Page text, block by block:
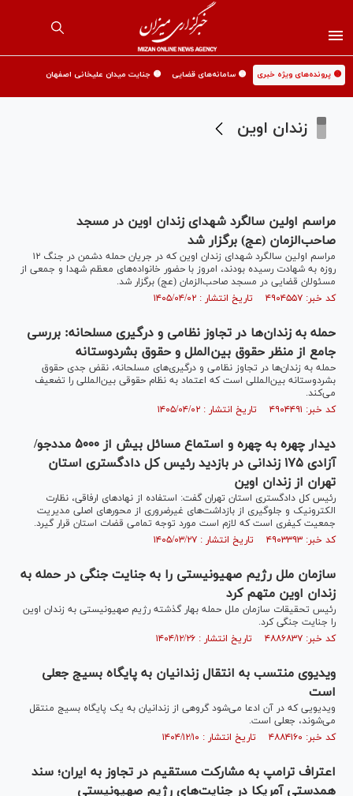
🟡 پرونده‌های ویژه خبری 🟡 سامانه‌های قضایی 🟡 جنایت میدان علیخانی اصفهان
زندان اوین
مراسم اولین سالگرد شهدای زندان اوین در مسجد
صاحب‌الزمان (عج) برگزار شد
مراسم اولین سالگرد شهدای زندان اوین که در جریان حمله دشمن در جنگ ۱۲
روزه به شهادت رسیده بودند، امروز با حضور خانواده‌های معظم شهدا و جمعی از
مسئولان قضایی در مسجد صاحب‌الزمان (عج) برگزار شد.
کد خبر: ۴۹۰۴۵۵۷ تاریخ انتشار : ۱۴۰۵/۰۴/۰۲
حمله به زندان‌ها در تجاوز نظامی و درگیری مسلحانه: بررسی
جامع از منظر حقوق بین‌الملل و حقوق بشردوستانه
حمله به زندان‌ها در تجاوز نظامی و درگیری‌های مسلحانه، نقض جدی حقوق
بشردوستانه بین‌المللی است که اعتماد به نظام حقوقی بین‌المللی را تضعیف
می‌کند.
کد خبر: ۴۹۰۴۴۹۱ تاریخ انتشار : ۱۴۰۵/۰۴/۰۲
دیدار چهره به چهره و استماع مسائل بیش از ۵۰۰۰ مددجو/
آزادی ۱۷۵ زندانی در بازدید رئیس کل دادگستری استان
تهران از زندان اوین
رئیس کل دادگستری استان تهران گفت: استفاده از نهاد‌های ارفاقی، نظارت
الکترونیک و جلوگیری از بازداشت‌های غیرضروری از محور‌های اصلی مدیریت
جمعیت کیفری است که لازم است مورد توجه تمامی قضات استان قرار گیرد.
کد خبر: ۴۹۰۳۳۹۳ تاریخ انتشار : ۱۴۰۵/۰۳/۲۷
سازمان ملل رژیم صهیونیستی را به جنایت جنگی در حمله به
زندان اوین متهم کرد
رئیس تحقیقات سازمان ملل حمله بهار گذشته رژیم صهیونیستی به زندان اوین
را جنایت جنگی کرد.
کد خبر: ۴۸۸۶۸۳۷ تاریخ انتشار : ۱۴۰۴/۱۲/۲۶
ویدیوی منتسب به انتقال زندانیان به پایگاه بسیج جعلی
است
ویدیویی که در آن ادعا می‌شود گروهی از زندانیان به یک پایگاه بسیج منتقل
می‌شوند، جعلی است.
کد خبر: ۴۸۸۴۱۶۰ تاریخ انتشار : ۱۴۰۴/۱۲/۱۰
اعتراف ترامپ به مشارکت مستقیم در تجاوز به ایران؛ سند
همدستی آمریکا در جنایت‌های رژیم صهیونیستی